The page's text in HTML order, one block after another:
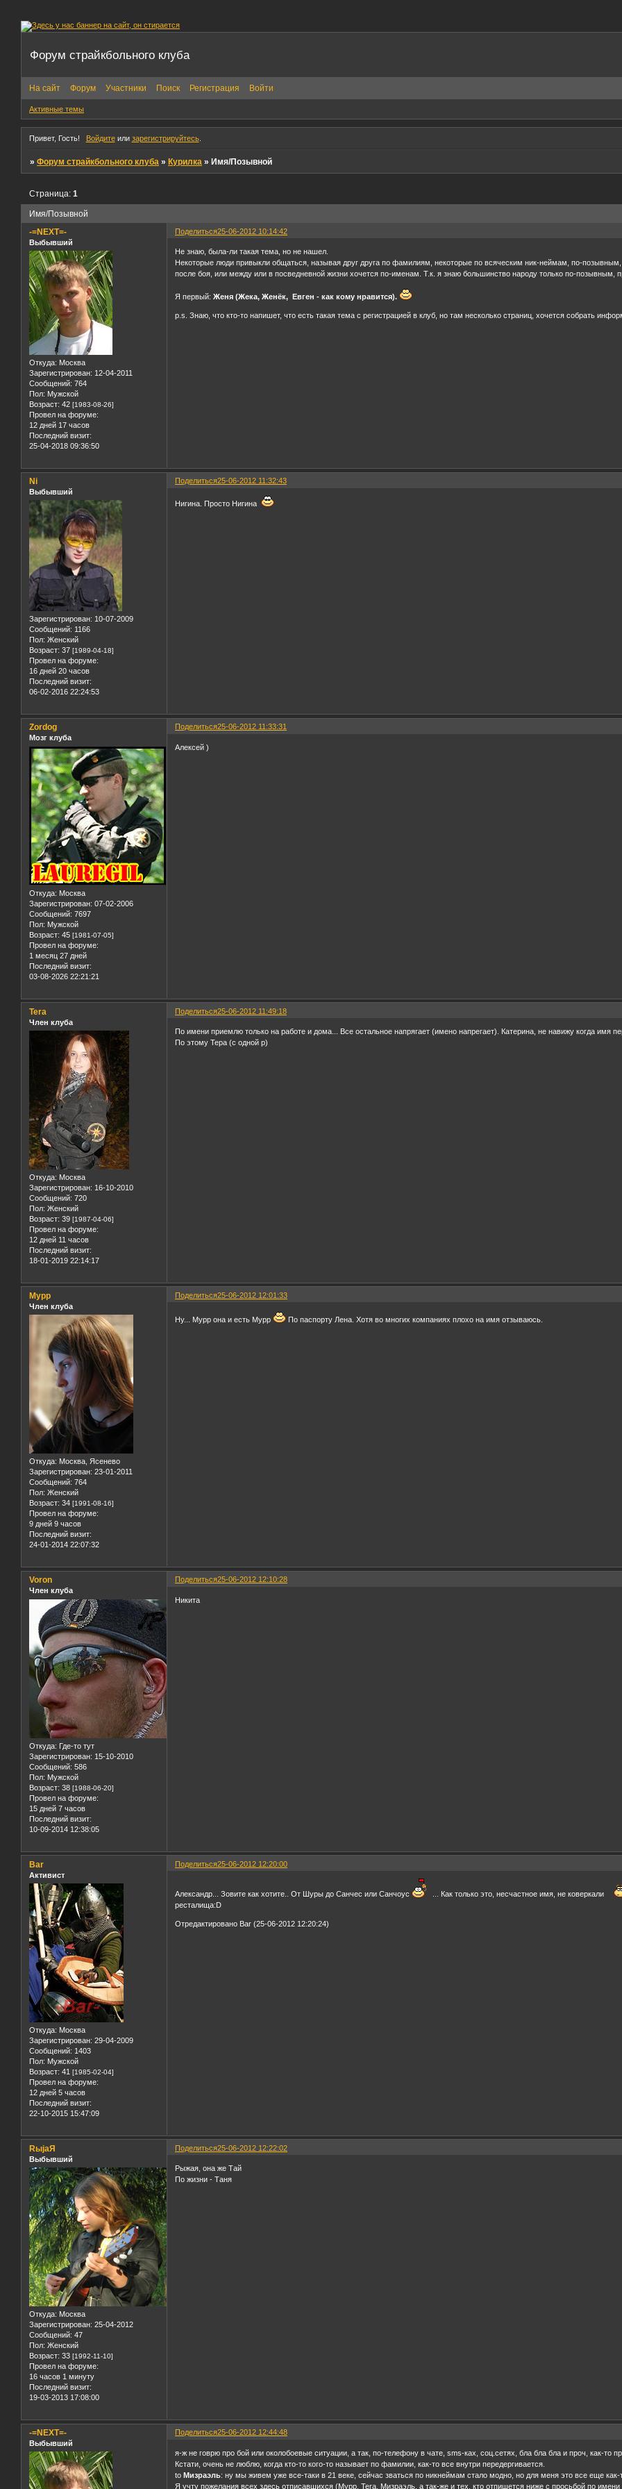
Форум страйкбольного клуба
На сайт Форум Участники Поиск Регистрация Войти
Активные темы
Привет, Гость! Войдитеили зарегистрируйтесь.
»Форум страйкбольного клуба »Курилка »Имя/Позывной
Имя/Позывной
Страница:1
Поделиться25-06-2012 10:14:42
-=NEXT=-
Выбывший
Откуда: Москва
Зарегистрирован: 12-04-2011
Сообщений: 764
Пол: Мужской
Возраст: 42 [1983-08-26]
Провел на форуме:
12 дней 17 часов
Последний визит:
25-04-2018 09:36:50
Не знаю, была-ли такая тема, но не нашел.
Некоторые люди привыкли общаться, называя друг друга по фамилиям, некоторые по всяческим ник-неймам, по-
после боя, или между или в посведневной жизни хочется по-именам. Т.к. я знаю большинство народу только по-позывным,
Я первый:Женя (Жека, Женёк, Евген - как кому нравится).
p.s. Знаю, что кто-то напишет, что есть такая тема с регистрацией в клуб, но там несколько страниц, хочется собрать
Поделиться25-06-2012 11:32:43
Ni
Выбывший
Зарегистрирован: 10-07-2009
Сообщений: 1166
Пол: Женский
Возраст: 37 [1989-04-18]
Провел на форуме:
16 дней 20 часов
Последний визит:
06-02-2016 22:24:53
Нигина. Просто Нигина
Поделиться25-06-2012 11:33:31
Zordog
Мозг клуба
Откуда: Москва
Зарегистрирован: 07-02-2006
Сообщений: 7697
Пол: Мужской
Возраст: 45 [1981-07-05]
Провел на форуме:
1 месяц 27 дней
Последний визит:
03-08-2026 22:21:21
Алексей )
Поделиться25-06-2012 11:49:18
Tera
Член клуба
Откуда: Москва
Зарегистрирован: 16-10-2010
Сообщений: 720
Пол: Женский
Возраст: 39 [1987-04-06]
Провел на форуме:
12 дней 11 часов
Последний визит:
18-01-2019 22:14:17
По имени приемлю только на работе и дома... Все остальное напрягает (имено напрегает). Катерина, не навижу когда имя
По этому Тера (с одной р)
Поделиться25-06-2012 12:01:33
Мурр
Член клуба
Откуда: Москва, Ясенево
Зарегистрирован: 23-01-2011
Сообщений: 764
Пол: Женский
Возраст: 34 [1991-08-16]
Провел на форуме:
9 дней 9 часов
Последний визит:
24-01-2014 22:07:32
Ну... Мурр она и есть Мурр По паспорту Лена. Хотя во многих компаниях плохо на имя отзываюсь.
Поделиться25-06-2012 12:10:28
Voron
Член клуба
Откуда: Где-то тут
Зарегистрирован: 15-10-2010
Сообщений: 586
Пол: Мужской
Возраст: 38 [1988-06-20]
Провел на форуме:
15 дней 7 часов
Последний визит:
10-09-2014 12:38:05
Никита
Поделиться25-06-2012 12:20:00
Bar
Активист
Откуда: Москва
Зарегистрирован: 29-04-2009
Сообщений: 1403
Пол: Мужской
Возраст: 41 [1985-02-04]
Провел на форуме:
12 дней 5 часов
Последний визит:
22-10-2015 15:47:09
Александр... Зовите как хотите.. От Шуры до Санчес или Санчоус
... Как только это, несчастное имя, не коверкали
ресталища:D
Отредактировано Bar (25-06-2012 12:20:24)
Поделиться25-06-2012 12:22:02
RыjaЯ
Выбывший
Откуда: Москва
Зарегистрирован: 25-04-2012
Сообщений: 47
Пол: Женский
Возраст: 33 [1992-11-10]
Провел на форуме:
16 часов 1 минуту
Последний визит:
19-03-2013 17:08:00
Рыжая, она же Тай
По жизни - Таня
Поделиться25-06-2012 12:44:48
-=NEXT=-
Выбывший
я-ж не говрю про бой или околобоевые ситуации, а так, по-телефону в чате, sms-ках, соц.сетях, бла бла бла и проч, как-то
Кстати, очень не люблю, когда кто-то кого-то называет по фамилии, как-то все внутри передергивается.
toМизраэль: ну мы живем уже все-таки в 21 веке, сейчас зваться по никнеймам стало модно, но для меня это все еще как-
Я учту пожелания всех здесь отписавшихся (Мурр, Tera, Мизраэль, а так-же и тех, кто отпишется ниже с просьбой по